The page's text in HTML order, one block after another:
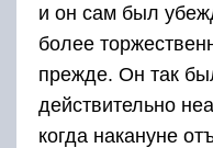
и он сам был
более
прежде. Он так
действительно
когда накануне